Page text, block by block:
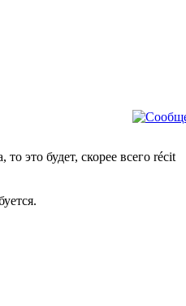
это будет, скорее всего récit